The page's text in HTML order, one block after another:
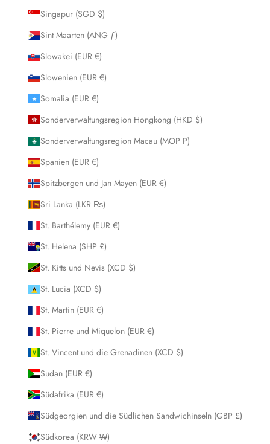
Singapur (SGD $)
Sint Maarten (ANG ƒ)
Slowakei (EUR €)
Slowenien (EUR €)
Somalia (EUR €)
Sonderverwaltungsregion Hongkong (HKD $)
Sonderverwaltungsregion Macau (MOP P)
Spanien (EUR €)
Spitzbergen und Jan Mayen (EUR €)
Sri Lanka (LKR ₨)
St. Barthélemy (EUR €)
St. Helena (SHP £)
St. Kitts und Nevis (XCD $)
St. Lucia (XCD $)
St. Martin (EUR €)
St. Pierre und Miquelon (EUR €)
St. Vincent und die Grenadinen (XCD $)
Sudan (EUR €)
Südafrika (EUR €)
Südgeorgien und die Südlichen Sandwichinseln (GBP £)
Südkorea (KRW ₩)